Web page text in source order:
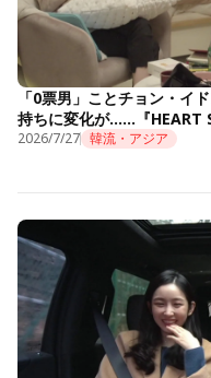
「0票男」ことチョン・イ
持ちに変化が……『HEART
2026/7/27 韓流・アジア